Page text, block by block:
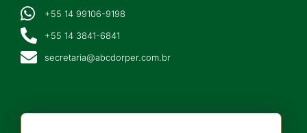
+55 14 99106-9198
+55 14 3841-6841
secretaria@abcdorper.com.br